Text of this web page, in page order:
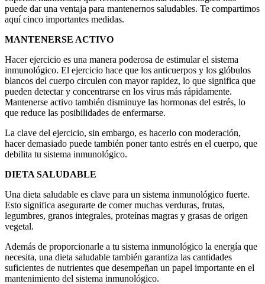
puede dar una ventaja para mantenernos saludables. Te compartimos
aquí cinco importantes medidas.
MANTENERSE ACTIVO
Hacer ejercicio es una manera poderosa de estimular el sistema
inmunológico. El ejercicio hace que los anticuerpos y los glóbulos
blancos del cuerpo circulen con mayor rapidez, lo que significa que
pueden detectar y concentrarse en los virus más rápidamente.
Mantenerse activo también disminuye las hormonas del estrés, lo
que reduce las posibilidades de enfermarse.
La clave del ejercicio, sin embargo, es hacerlo con moderación,
hacer demasiado puede también poner tanto estrés en el cuerpo, que
debilita tu sistema inmunológico.
DIETA SALUDABLE
Una dieta saludable es clave para un sistema inmunológico fuerte.
Esto significa asegurarte de comer muchas verduras, frutas,
legumbres, granos integrales, proteínas magras y grasas de origen
vegetal.
Además de proporcionarle a tu sistema inmunológico la energía que
necesita, una dieta saludable también garantiza las cantidades
suficientes de nutrientes que desempeñan un papel importante en el
mantenimiento del sistema inmunológico.